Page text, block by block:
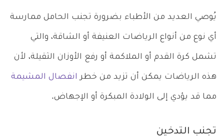
يُوصي العديد من الأطباء بضرورة تجنب الحامل ممارسة
أي نوع من أنواع الرياضات العنيفة أو الشاقة، والتي
تشمل كرة القدم أو الملاكمة أو رفع الأوزان الثقيلة، لأن
هذه الرياضات يمكن أن تزيد من خطر انفصال المشيمة
مما قد يؤدي إلى الولادة المبكرة أو الإجهاض.
تجنب التدخين